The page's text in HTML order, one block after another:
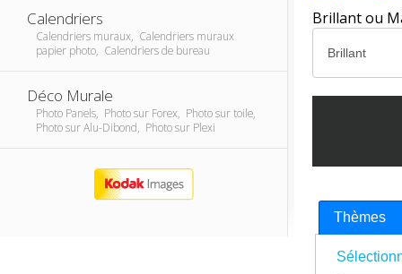
Calendriers
Calendriers muraux, Calendriers muraux
papier photo, Calendriers de bureau
Déco Murale
Photo Panels, Photo sur Forex, Photo sur toile,
Photo sur Alu-Dibond, Photo sur Plexi
Brillant ou
Thèmes